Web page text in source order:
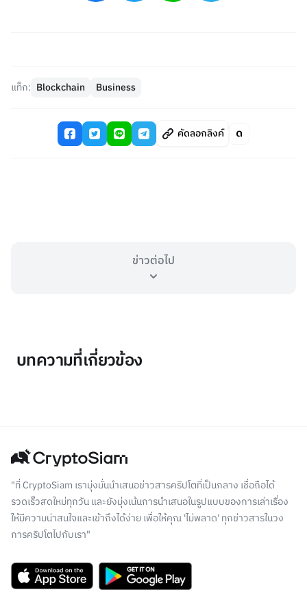
แท็ก: Blockchain Business
คัดลอกลิงค์
ข่าวต่อไป
บทความที่เกี่ยวข้อง
"ที่ CryptoSiam เรามุ่งมั่นนำเสนอข่าวสารคริปโตที่เป็นกลาง เชื่อถือได้
รวดเร็วสดใหม่ทุกวัน และยังมุ่งเน้นการนำเสนอในรูปแบบของการเล่าเรื่อง
ให้มีความน่าสนใจและเข้าถึงได้ง่าย เพื่อให้คุณ 'ไม่พลาด' ทุกข่าวสารในวง
การคริปโตไปกับเรา"